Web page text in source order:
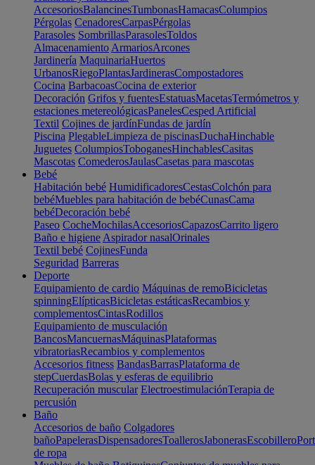
AccesoriosBalancinesTumbonasHamacasColumpios
Pérgolas CenadoresCarpasPérgolas
Parasoles SombrillasParasolesToldos
Almacenamiento ArmariosArcones
Jardinería MaquinariaHuertos
UrbanosRiegoPlantasJardinerasCompostadores
Cocina BarbacoasCocina de exterior
Decoración Grifos y fuentesEstatuasMacetasTermómetros y
estaciones metereológicasPanelesCesped Artificial
Textil Cojines de jardínFundas de jardín
Piscina PlegableLimpieza de piscinasDuchaHinchable
Juguetes ColumpiosToboganesHinchablesCasitas
Mascotas ComederosJaulasCasetas para mascotas
Bebé
Habitación bebé HumidificadoresCestasColchón para
bebéMuebles para habitación de bebéCunasCama
bebéDecoración bebé
Paseo CocheMochilasAccesoriosCapazosCarrito ligero
Baño e higiene Aspirador nasalOrinales
Textil bebé CojinesFunda
Seguridad Barreras
Deporte
Equipamiento de cardio Máquinas de remoBicicletas
spinningElípticasBicicletas estáticasRecambios y
complementosCintasRodillos
Equipamiento de musculación
BancosMancuernasMáquinasPlataformas
vibratoriasRecambios y complementos
Accesorios fitness BandasBarrasPlataforma de
stepCuerdasBolas y esferas de equilibrio
Recuperación muscular ElectroestimulaciónTerapia de
percusión
Baño
Accesorios de baño Colgadores
bañoPapelerasDispensadoresToallerosJabonerasEscobillero
de ropa